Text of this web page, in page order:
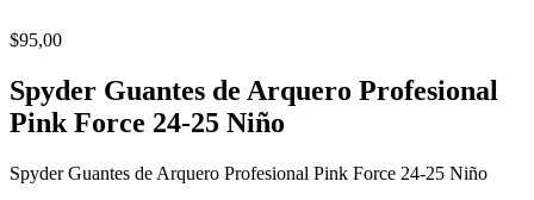
$95,00
Spyder Guantes de Arquero Profesional
Pink Force 24-25 Niño
Spyder Guantes de Arquero Profesional Pink Force 24-25 Niño